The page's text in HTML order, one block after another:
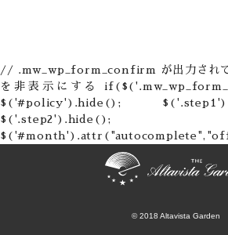
// .mw_wp_form_confirm が出力されて
を非表示にする
$('#policy').hide();
© 2018 Altavista Garden